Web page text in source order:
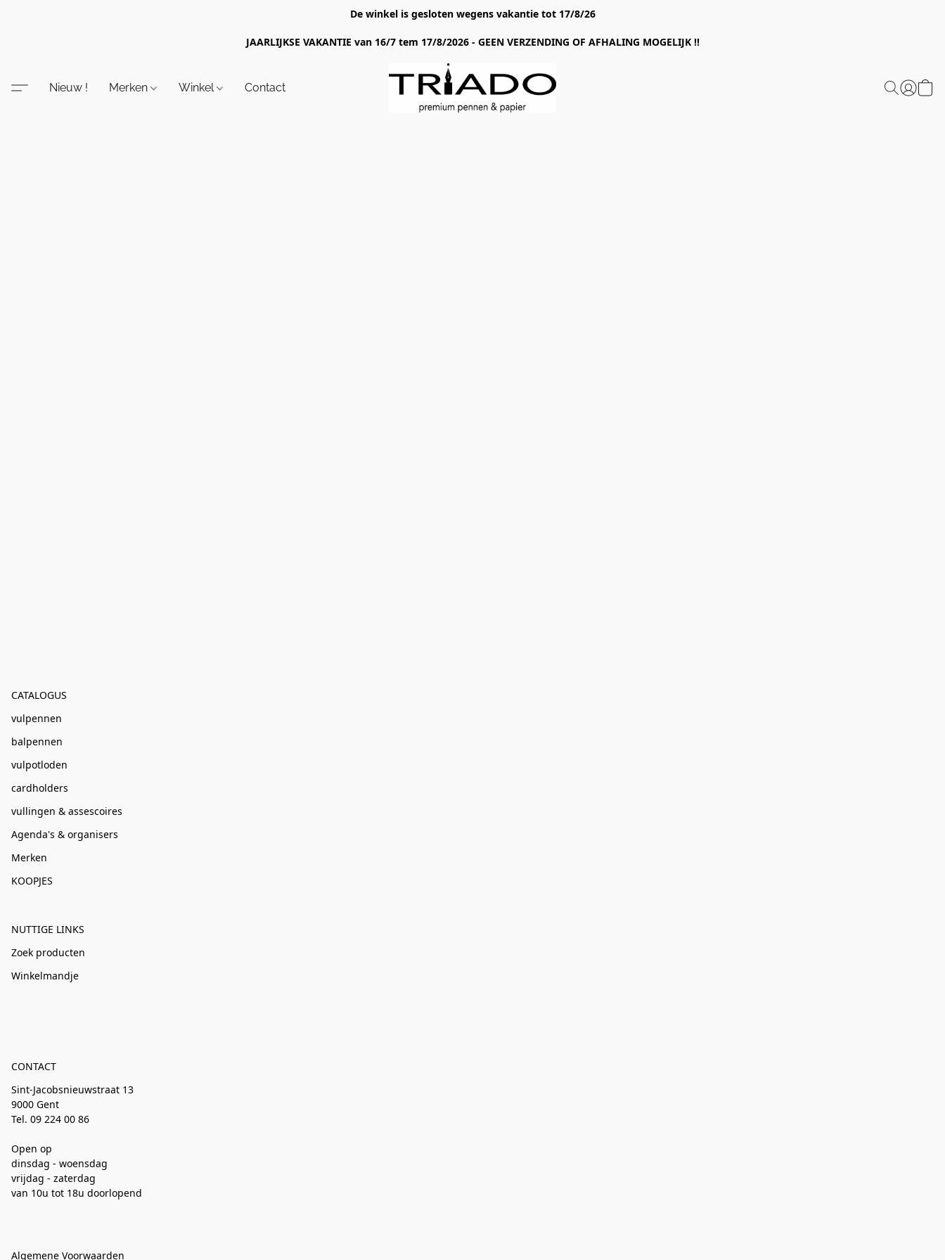
De winkel is gesloten wegens vakantie tot 17/8/26
JAARLIJKSE VAKANTIE van 16/7 tem 17/8/2026 - GEEN VERZENDING OF AFHALING MOGELIJK !!
Nieuw ! Merken Winkel Contact
CATALOGUS
vulpennen
balpennen
vulpotloden
cardholders
vullingen & assescoires
Agenda's & organisers
Merken
KOOPJES
NUTTIGE LINKS
Zoek producten
Winkelmandje
CONTACT
Sint-Jacobsnieuwstraat 13
9000 Gent
Tel. 09 224 00 86
Open op
dinsdag - woensdag
vrijdag - zaterdag
van 10u tot 18u doorlopend
Algemene Voorwaarden